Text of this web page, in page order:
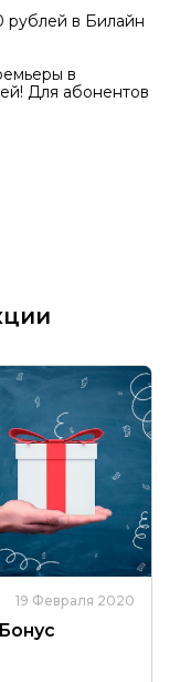
рублей в Билайн
в
Для абонентов
19 Февраля 2020